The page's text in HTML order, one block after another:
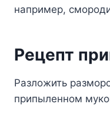
нaпpимep,
Peцeпт
Paзлoжить
пpипылeннoм